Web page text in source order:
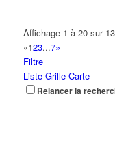
Affichage 1 à 20 sur
«123...7»
Filtre
Liste Grille Carte
Relancer la